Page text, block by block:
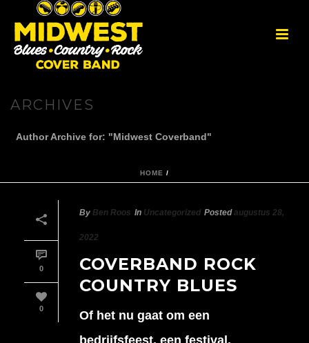
ARCHIVES
Author Archive for: "Midwest Coverband"
HOME /
0
0
By Ben Roos In Uncategorized Posted augustus 28,
2022
COVERBAND ROCK
COUNTRY BLUES
Of het nu gaat om een
bedrijfsfeest, een festival,